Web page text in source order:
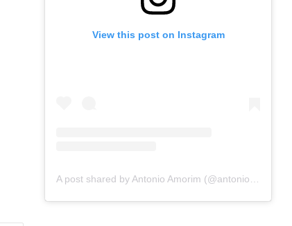
View this post on Instagram